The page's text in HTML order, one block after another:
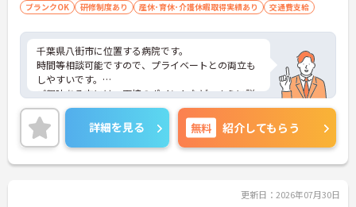
ブランクOK
研修制度あり 産休･育休･介護休暇取得実績あり 交通費支給
千葉県八街市に位置する病院です。
時間等相談可能ですので、プライベートとの両立も
しやすいです。
ご興味ある方には、面接のポイントなど、さらに詳
細をお話致しますのでお気軽にご相談ください。
詳細を見る 無料 紹介してもらう
更新日：2026年07月30日